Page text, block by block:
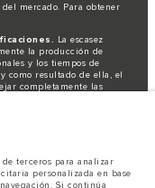
mercado. Para obtener
La escasez
la producción de
y los tiempos de
como resultado de ella, el
completamente las
pedido basándose
nuevas formas de mejorar
vehículos, piezas y
terceros para analizar
personalizada en base
Si continúa